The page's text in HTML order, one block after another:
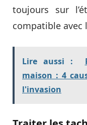
toujours sur
compatible avec
Lire aussi :
maison : 4
l'invasion